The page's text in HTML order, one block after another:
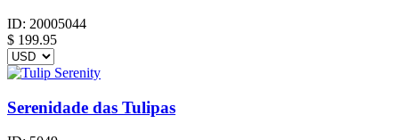
ID: 20005044
$ 199.95
Serenidade das Tulipas